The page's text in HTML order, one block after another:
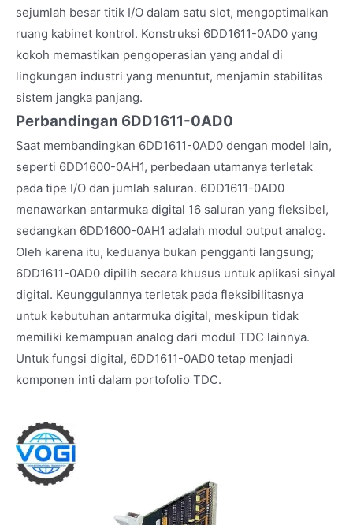
sejumlah besar titik I/O dalam satu slot, mengoptimalkan
ruang kabinet kontrol. Konstruksi 6DD1611-0AD0 yang
kokoh memastikan pengoperasian yang andal di
lingkungan industri yang menuntut, menjamin stabilitas
sistem jangka panjang.
Perbandingan 6DD1611-0AD0
Saat membandingkan 6DD1611-0AD0 dengan model lain,
seperti 6DD1600-0AH1, perbedaan utamanya terletak
pada tipe I/O dan jumlah saluran. 6DD1611-0AD0
menawarkan antarmuka digital 16 saluran yang fleksibel,
sedangkan 6DD1600-0AH1 adalah modul output analog.
Oleh karena itu, keduanya bukan pengganti langsung;
6DD1611-0AD0 dipilih secara khusus untuk aplikasi sinyal
digital. Keunggulannya terletak pada fleksibilitasnya
untuk kebutuhan antarmuka digital, meskipun tidak
memiliki kemampuan analog dari modul TDC lainnya.
Untuk fungsi digital, 6DD1611-0AD0 tetap menjadi
komponen inti dalam portofolio TDC.